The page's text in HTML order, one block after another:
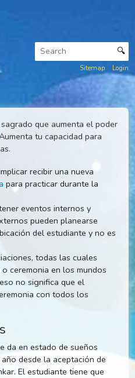
Sitemap
sagrado que aumenta el
Aumenta tu capacidad para
implicar recibir una nueva
para practicar durante la
tener eventos internos y
pueden planearse
ubicación del estudiante y no
todas las cuales
o ceremonia en los mundos
eso no significa que el
ceremonia con todos los